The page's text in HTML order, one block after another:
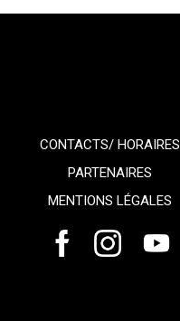
CONTACTS/ HORAIRES
PARTENAIRES
MENTIONS LÉGALES